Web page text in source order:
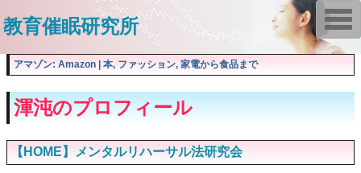
教育催眠研究所
アマゾン: Amazon | 本, ファッション, 家電から食品まで
渾沌のプロフィール
【HOME】メンタルリハーサル法研究会
T
o
g
g
e